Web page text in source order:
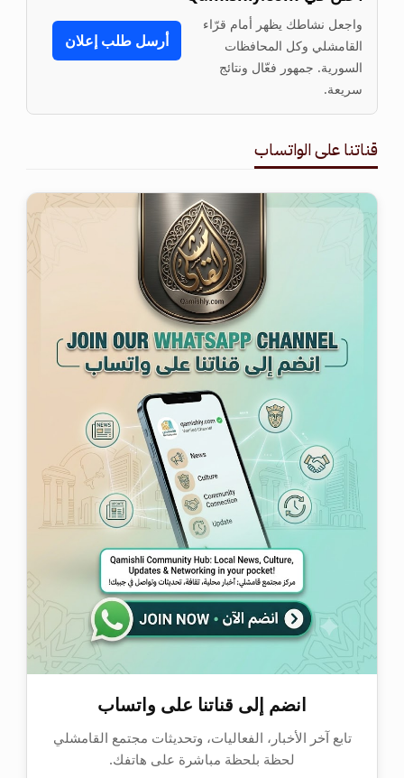
واجعل نشاطك يظهر أمام قرّاء
القامشلي وكل المحافظات
السورية. جمهور فعّال ونتائج
سريعة.
أرسل طلب إعلان
قناتنا على الواتساب
انضم إلى قناتنا على واتساب
تابع آخر الأخبار، الفعاليات، وتحديثات مجتمع القامشلي
لحظة بلحظة مباشرة على هاتفك.